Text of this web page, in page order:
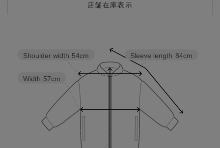
店舗在庫表示
Sleeve length 84cm
Width 57cm
Shoulder width 54cm